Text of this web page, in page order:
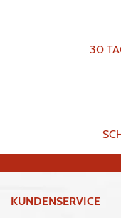
30
KUNDENSERVICE